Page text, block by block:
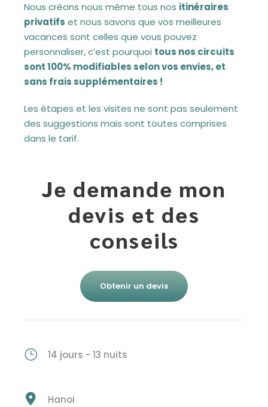
Nous créons nous même tous nos itinéraires
privatifs et nous savons que vos meilleures
vacances sont celles que vous pouvez
personnaliser, c’est pourquoi tous nos circuits
sont 100% modifiables selon vos envies, et
sans frais supplémentaires !
Les étapes et les visites ne sont pas seulement
des suggestions mais sont toutes comprises
dans le tarif.
Je demande mon
devis et des
conseils
Obtenir un devis
14 jours - 13 nuits
Hanoi